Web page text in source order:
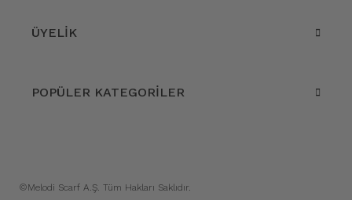
ÜYELİK
POPÜLER KATEGORİLER
©Melodi Scarf A.Ş. Tüm Hakları Saklıdır.